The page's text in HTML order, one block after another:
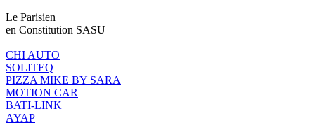
Le Parisien
en Constitution SASU
CHI AUTO
SOLITEQ
PIZZA MIKE BY SARA
MOTION CAR
BATI-LINK
AYAP